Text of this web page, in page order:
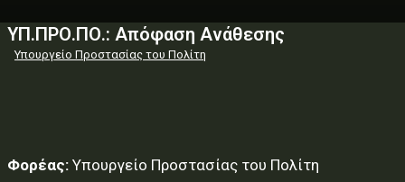
ΥΠ.ΠΡΟ.ΠΟ.: Απόφαση Ανάθεσης
Υπουργείο Προστασίας του Πολίτη
Φορέας: Υπουργείο Προστασίας του Πολίτη